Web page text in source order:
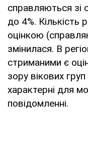
справляються зі
до 4%. Кількість
оцінкою
змінилася. В
стриманими є
зору вікових
характерні для
повідомленні.